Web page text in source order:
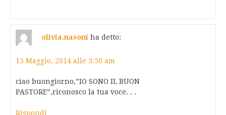
olivia.nasoni ha detto:
15 Maggio, 2014 alle 3:50 am
ciao buongiorno,”IO SONO IL BUON
PASTORE”,riconosco la tua voce. . .
Rispondi